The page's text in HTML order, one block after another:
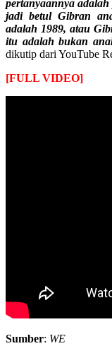
pertanyaannya
jadi betul Gibran
adalah 1989, atau
itu adalah bukan
dikutip dari YouTube
[FULL VIDEO]
Sumber: WE